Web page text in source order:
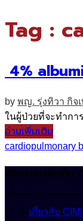
Tag :
4%
by พญ. รุ่งทิวา กิจ
ในผู้ป่วยที่จะทำกา
อ่านเพิ่มเติม
cardiopulmonary
นโยบายเกี่ยวกับ
เกี่ยวกับ